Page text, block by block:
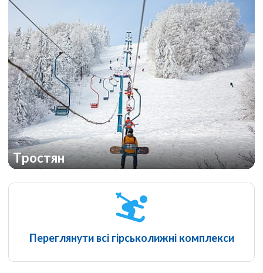
Тростян
Переглянути всі гірськолижні комплекси